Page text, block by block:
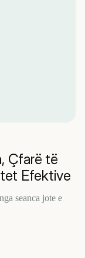
Çfarë të
Efektive
seanca jote e